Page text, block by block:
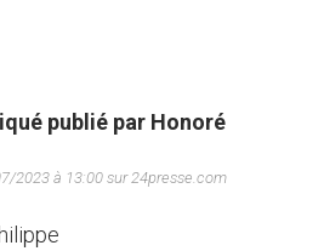
publié par Honoré
2023 à 13:00 sur 24presse.com